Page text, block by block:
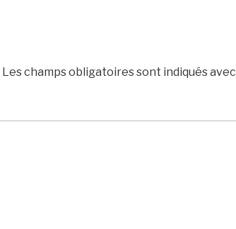
Les champs obligatoires sont indiqués avec